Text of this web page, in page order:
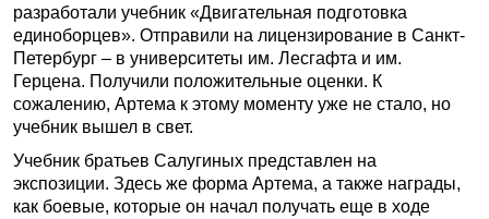
разработали учебник «Двигательная подготовка
единоборцев». Отправили на лицензирование в Санкт-
Петербург – в университеты им. Лесгафта и им.
Герцена. Получили положительные оценки. К
сожалению, Артема к этому моменту уже не стало, но
учебник вышел в свет.
Учебник братьев Салугиных представлен на
экспозиции. Здесь же форма Артема, а также награды,
как боевые, которые он начал получать еще в ходе